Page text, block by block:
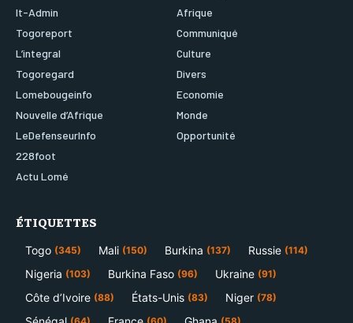
It-Admin
Togoreport
L’integral
Togoregard
Lomebougeinfo
Nouvelle d’Afrique
LeDefenseurInfo
228foot
Actu Lomé
Afrique
Communiqué
Culture
Divers
Economie
Monde
Opportunité
ÉTIQUETTES
Togo (345) Mali (150) Burkina (137) Russie (114)
Nigeria (103) Burkina Faso (96) Ukraine (91)
Côte d’Ivoire (88) États-Unis (83) Niger (78)